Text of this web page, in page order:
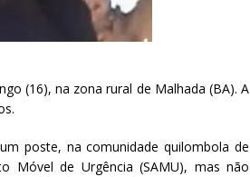
(16), na zona rural de Malhada (BA). A
poste, na comunidade quilombola de
Móvel de Urgência (SAMU), mas não